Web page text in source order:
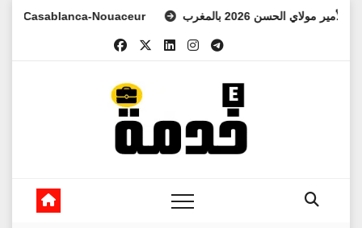
Skip
Nouaceur الأمير مولاي الحسن 2026 بالمغرب